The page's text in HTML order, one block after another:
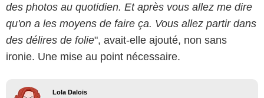
des photos au quotidien. Et après vous allez me dire
qu'on a les moyens de faire ça. Vous allez partir dans
des délires de folie", avait-elle ajouté, non sans
ironie. Une mise au point nécessaire.
Lola Dalois